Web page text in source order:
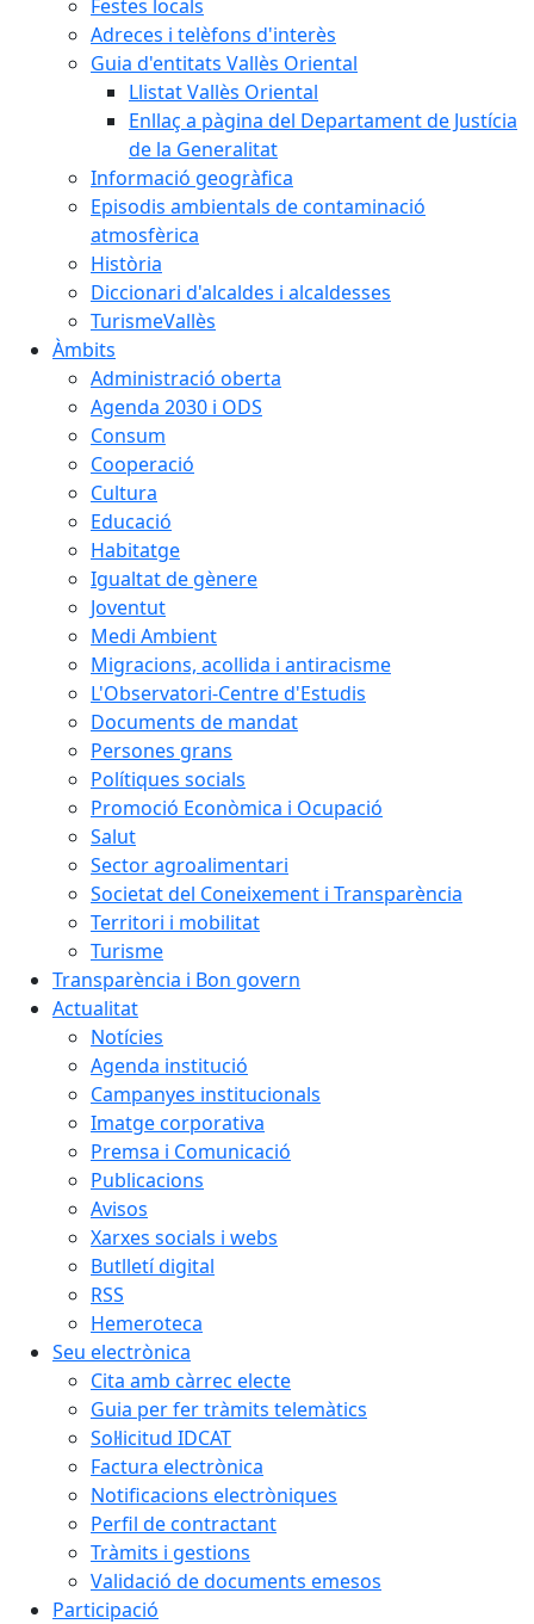
Festes locals
Adreces i telèfons d'interès
Guia d'entitats Vallès Oriental
Llistat Vallès Oriental
Enllaç a pàgina del Departament de Justícia
de la Generalitat
Informació geogràfica
Episodis ambientals de contaminació
atmosfèrica
Història
Diccionari d'alcaldes i alcaldesses
TurismeVallès
Àmbits
Administració oberta
Agenda 2030 i ODS
Consum
Cooperació
Cultura
Educació
Habitatge
Igualtat de gènere
Joventut
Medi Ambient
Migracions, acollida i antiracisme
L'Observatori-Centre d'Estudis
Documents de mandat
Persones grans
Polítiques socials
Promoció Econòmica i Ocupació
Salut
Sector agroalimentari
Societat del Coneixement i Transparència
Territori i mobilitat
Turisme
Transparència i Bon govern
Actualitat
Notícies
Agenda institució
Campanyes institucionals
Imatge corporativa
Premsa i Comunicació
Publicacions
Avisos
Xarxes socials i webs
Butlletí digital
RSS
Hemeroteca
Seu electrònica
Cita amb càrrec electe
Guia per fer tràmits telemàtics
Sol·licitud IDCAT
Factura electrònica
Notificacions electròniques
Perfil de contractant
Tràmits i gestions
Validació de documents emesos
Participació